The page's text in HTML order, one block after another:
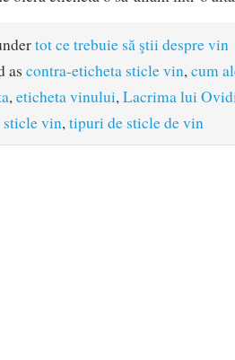
tot ce trebuie să ştii despre vin
as contra-eticheta sticle vin,cum
,eticheta vinului,Lacrima lui
vin,tipuri de sticle de vin